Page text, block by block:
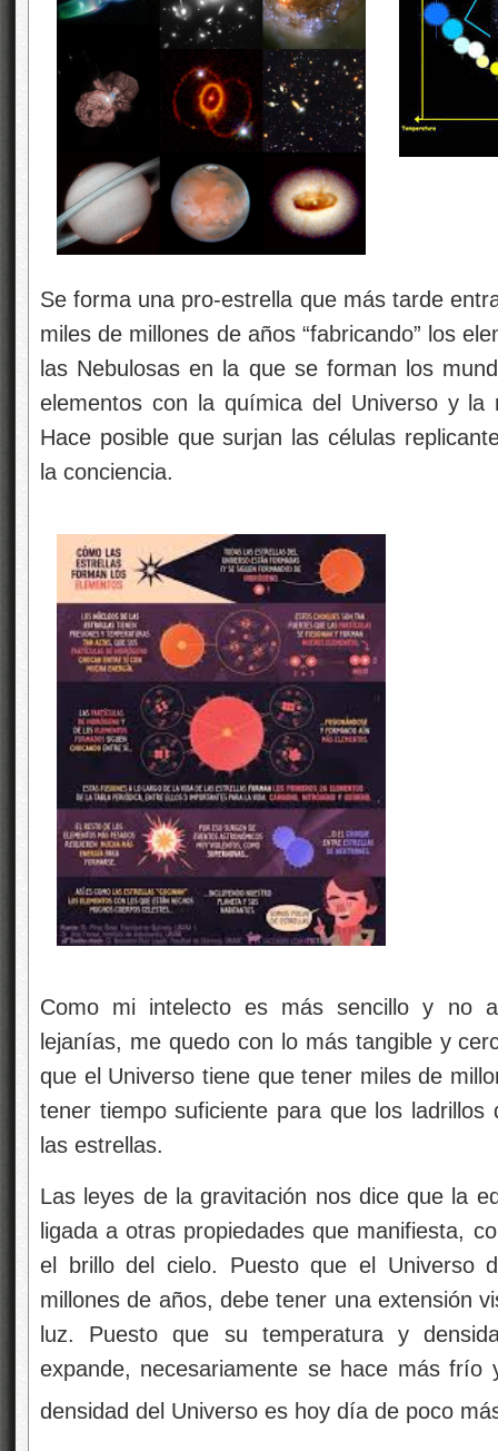
Se forma una pro-estrella que más tarde
miles de millones de años “fabricando” los
las Nebulosas en la que se forman los
elementos con la química del Universo y
Hace posible que surjan las células
la conciencia.
Como mi intelecto es más sencillo y no
lejanías, me quedo con lo más tangible y
que el Universo tiene que tener miles de
tener tiempo suficiente para que los
las estrellas.
Las leyes de la gravitación nos dice que la
ligada a otras propiedades que manifiesta,
el brillo del cielo. Puesto que el Universo
millones de años, debe tener una extensión
luz. Puesto que su temperatura y
expande, necesariamente se hace más frío
densidad del Universo es hoy día de poco